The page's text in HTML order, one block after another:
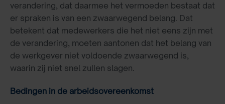
verandering, dat daarmee het vermoeden bestaat dat
er spraken is van een zwaarwegend belang. Dat
betekent dat medewerkers die het niet eens zijn met
de verandering, moeten aantonen dat het belang van
de werkgever niet voldoende zwaarwegend is,
waarin zij niet snel zullen slagen.
Bedingen in de arbeidsovereenkomst